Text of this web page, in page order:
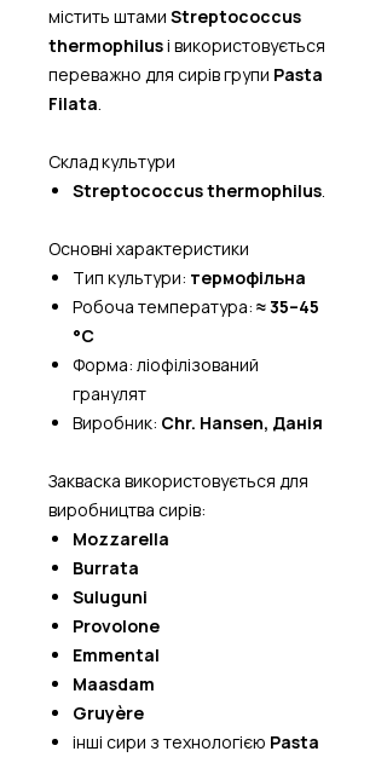
містить штами Streptococcus
thermophilusі використовується
переважно для сирів групи Pasta
Filata.
Склад культури
Streptococcus thermophilus.
Основні характеристики
Тип культури: термофільна
Робоча температура: ≈ 35–45
°C
Форма: ліофілізований
гранулят
Виробник: Chr. Hansen, Данія
Закваска використовується для
виробництва сирів:
Mozzarella
Burrata
Suluguni
Provolone
Emmental
Maasdam
Gruyère
інші сири з технологією Pasta